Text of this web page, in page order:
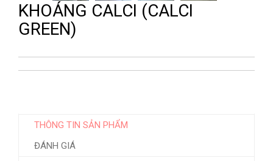
KHOÁNG CALCI (CALCI
GREEN)
THÔNG TIN SẢN PHẨM
ĐÁNH GIÁ